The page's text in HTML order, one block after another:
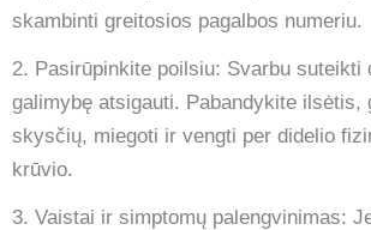
skambinti greitosios pagalbos numeriu.
2. Pasirūpinkite poilsiu: Svarbu suteikti
galimybę atsigauti. Pabandykite ilsėtis,
skysčių, miegoti ir vengti per didelio
krūvio.
3. Vaistai ir simptomų palengvinimas: